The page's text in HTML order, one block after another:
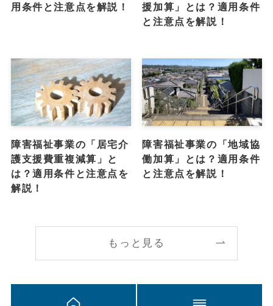
用条件と注意点を解説！
援加算」とは？適用条件
と注意点を解説！
障害福祉事業の「居宅介
護支援費重複減算」と
は？適用条件と注意点を
解説！
障害福祉事業の「地域協
働加算」とは？適用条件
と注意点を解説！
もっと見る